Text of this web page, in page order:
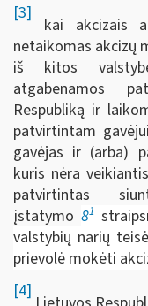
[3]
kai akcizais
netaikomas akcizų
iš kitos
atgabenamos
Respubliką ir
patvirtintam
gavėjas ir (arba)
kuris nėra
patvirtintas
įstatymo 81
valstybių narių
prievolė mokėti
[4]